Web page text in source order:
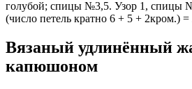
голубой; спицы №3,5. Узор 1, спицы
(число петель кратно 6 + 5 + 2кром.)
Вязаный удлинённый
капюшоном